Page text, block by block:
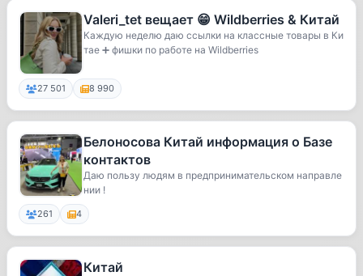
Valeri_tet вещает 😁 Wildberries & Китай
Каждую неделю даю ссылки на классные товары в Ки
тае ➕ фишки по работе на Wildberries
27 501 8 990
Белоносова Китай информация о Базе
контактов
Даю пользу людям в предпринимательском направле
нии !
261 4
Китай